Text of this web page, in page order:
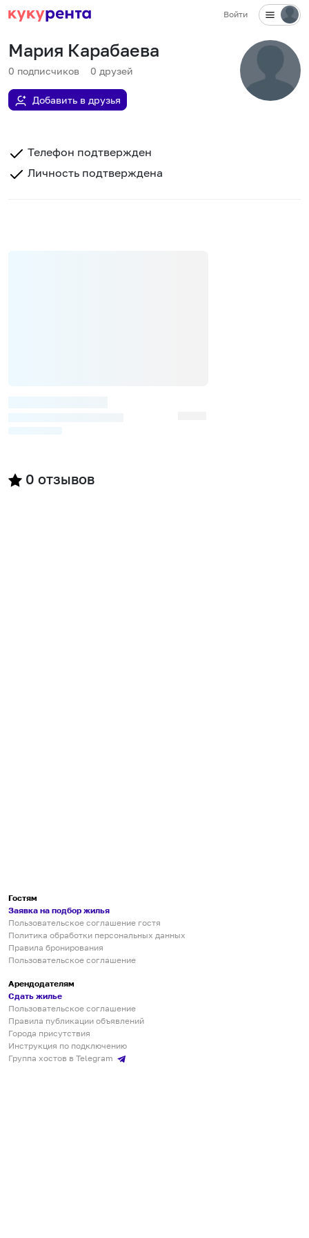
Войти
Мария Карабаева
0 подписчиков 0 друзей
Добавить в друзья
Телефон подтвержден
Личность подтверждена
0 отзывов
Гостям
Заявка на подбор жилья
Пользовательское соглашение гостя
Политика обработки персональных данных
Правила бронирования
Пользовательское соглашение
Арендодателям
Сдать жилье
Пользовательское соглашение
Правила публикации объявлений
Города присутствия
Инструкция по подключению
Группа хостов в Telegram